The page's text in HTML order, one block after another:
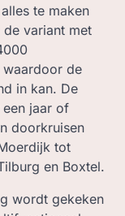
te maken
variant met
de
in kan. De
jaar of
doorkruisen
tot
en Boxtel.
wordt gekeken